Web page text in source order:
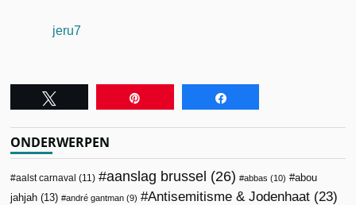
jeru7
ONDERWERPEN
aalst carnaval (11) aanslag brussel (26) abbas (10)
abou
jahjah (13) andré gantman (9) Antisemitisme & Jodenhaat (23)